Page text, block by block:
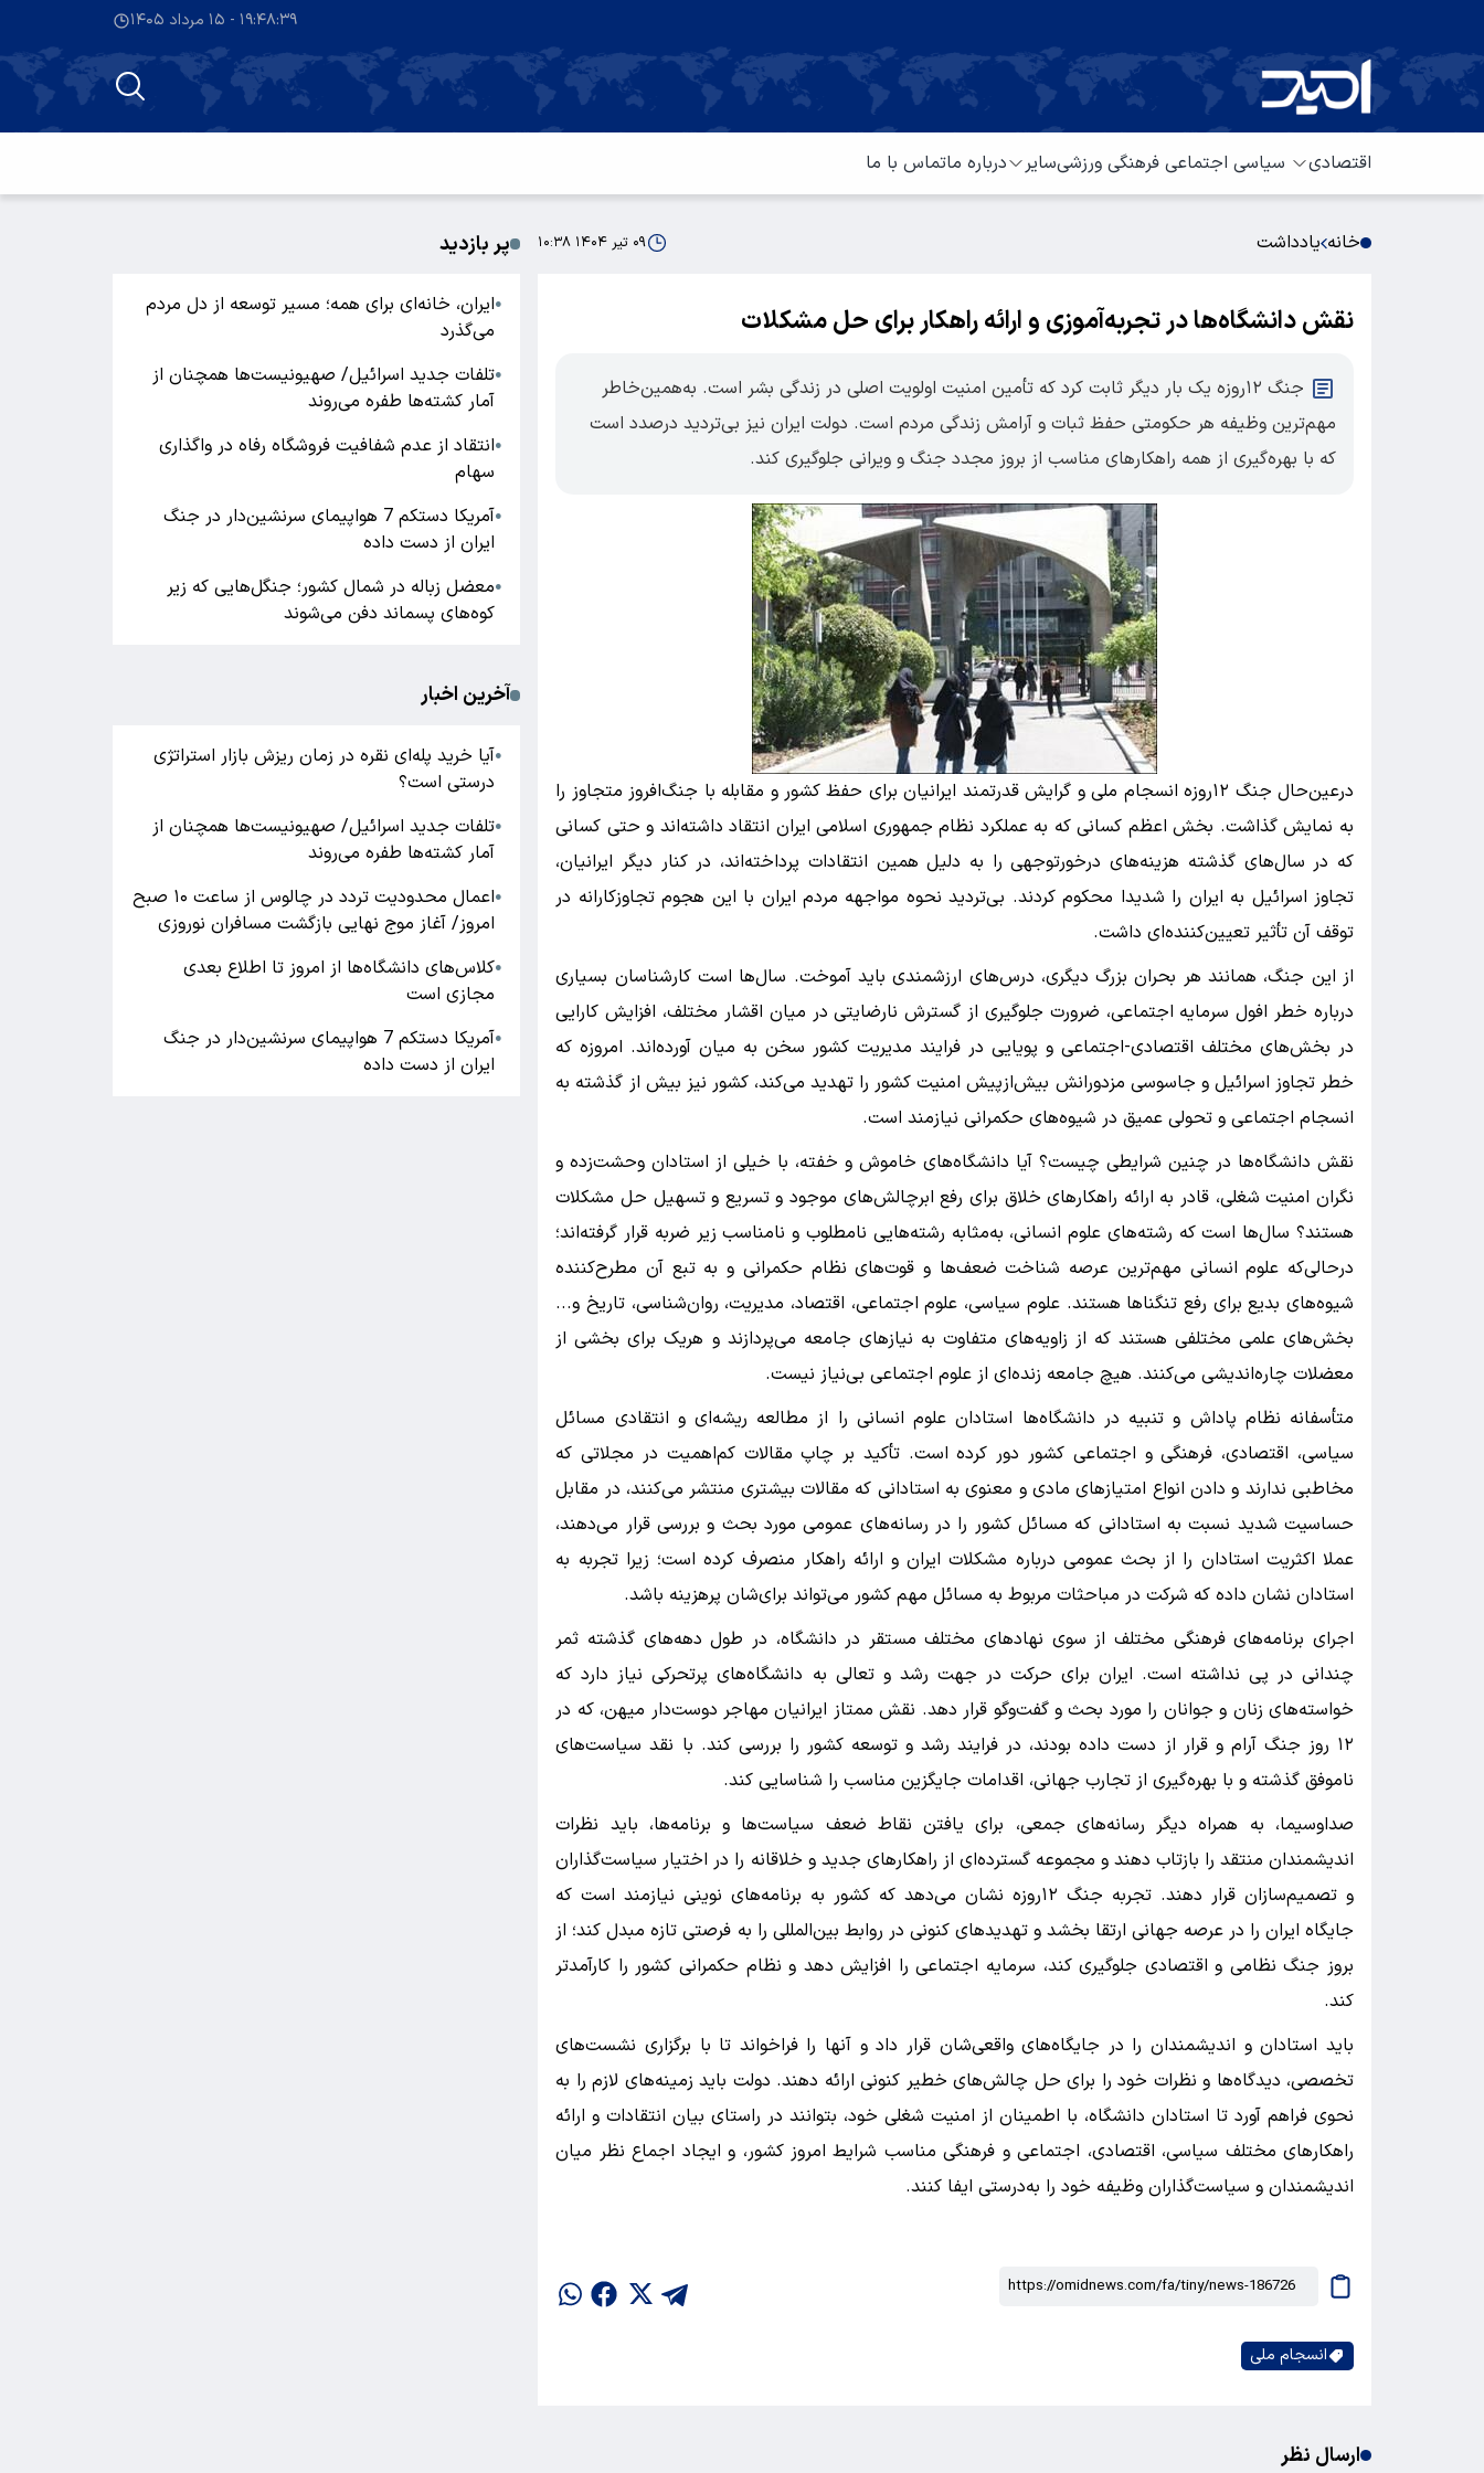
۱۹:۴۸:۳۹ - ۱۵ مرداد ۱۴۰۵
اقتصادی سیاسی اجتماعی فرهنگی ورزشیسایر درباره ماتماس با ما
خانه یادداشت ۰۹ تیر ۱۴۰۴ ۱۰:۳۸
نقش دانشگاه‌ها در تجربه‌آموزی و ارائه راهکار برای حل مشکلات
جنگ ۱۲‌روزه یک بار دیگر ثابت کرد که تأمین امنیت اولویت اصلی در زندگی بشر است. به‌همین‌خاطر
مهم‌ترین وظیفه هر حکومتی حفظ ثبات و آرامش زندگی مردم است. دولت ایران نیز بی‌تردید درصدد است
که با بهره‌گیری از همه راهکارهای مناسب از بروز مجدد جنگ و ویرانی جلوگیری کند.
درعین‌حال جنگ ۱۲روزه انسجام ملی و گرایش قدرتمند ایرانیان برای حفظ کشور و مقابله با جنگ‌افروز متجاوز را
به نمایش گذاشت. بخش اعظم کسانی که به عملکرد نظام جمهوری اسلامی ایران انتقاد داشته‌اند و حتی کسانی
که در سال‌های گذشته هزینه‌های درخورتوجهی را به دلیل همین انتقادات پرداخته‌اند، در کنار دیگر ایرانیان،
تجاوز اسرائیل به ایران را شدیدا محکوم کردند. بی‌تردید نحوه مواجهه مردم ایران با این هجوم تجاوزکارانه در
توقف آن تأثیر تعیین‌کننده‌ای داشت.
از این جنگ، همانند هر بحران بزرگ دیگری، درس‌های ارزشمندی باید آموخت. سال‌ها است کارشناسان بسیاری
درباره خطر افول سرمایه اجتماعی، ضرورت جلوگیری از گسترش نارضایتی در میان اقشار مختلف، افزایش کارایی
در بخش‌های مختلف اقتصادی-اجتماعی و پویایی در فرایند مدیریت کشور سخن به میان آورده‌اند. امروزه که
خطر تجاوز اسرائیل و جاسوسی مزدورانش بیش‌ازپیش امنیت کشور را تهدید می‌کند، کشور نیز بیش از گذشته به
انسجام اجتماعی و تحولی عمیق در شیوه‌های حکمرانی نیازمند است.
نقش دانشگاه‌ها در چنین شرایطی چیست؟ آیا دانشگاه‌های خاموش و خفته، با خیلی از استادان وحشت‌زده و
نگران امنیت شغلی، قادر به ارائه راهکارهای خلاق برای رفع ابرچالش‌های موجود و تسریع و تسهیل حل مشکلات
هستند؟ سال‌ها است که رشته‌های علوم انسانی، به‌مثابه رشته‌هایی نامطلوب و نامناسب زیر ضربه قرار گرفته‌اند؛
درحالی‌که علوم انسانی مهم‌ترین عرصه شناخت ضعف‌ها و قوت‌های نظام حکمرانی و به تبع آن مطرح‌کننده
شیوه‌های بدیع برای رفع تنگناها هستند. علوم سیاسی، علوم اجتماعی، اقتصاد، مدیریت، روان‌شناسی، تاریخ و...
بخش‌های علمی مختلفی هستند که از زاویه‌های متفاوت به نیازهای جامعه می‌پردازند و هریک برای بخشی از
معضلات چاره‌اندیشی می‌کنند. هیچ جامعه زنده‌ای از علوم اجتماعی بی‌نیاز نیست.
متأسفانه نظام پاداش و تنبیه در دانشگاه‌ها استادان علوم انسانی را از مطالعه ریشه‌ای و انتقادی مسائل
سیاسی، اقتصادی، فرهنگی و اجتماعی کشور دور کرده است. تأکید بر چاپ مقالات کم‌اهمیت در مجلاتی که
مخاطبی ندارند و دادن انواع امتیازهای مادی و معنوی به استادانی که مقالات بیشتری منتشر می‌کنند، در مقابل
حساسیت شدید نسبت به استادانی که مسائل کشور را در رسانه‌های عمومی مورد بحث و بررسی قرار می‌دهند،
عملا اکثریت استادان را از بحث عمومی درباره مشکلات ایران و ارائه راهکار منصرف کرده است؛ زیرا تجربه به
استادان نشان داده که شرکت در مباحثات مربوط به مسائل مهم کشور می‌تواند برای‌شان پرهزینه باشد.
اجرای برنامه‌های فرهنگی مختلف از سوی نهادهای مختلف مستقر در دانشگاه، در طول دهه‌های گذشته ثمر
چندانی در پی نداشته است. ایران برای حرکت در جهت رشد و تعالی به دانشگاه‌های پرتحرکی نیاز دارد که
خواسته‌های زنان و جوانان را مورد بحث و گفت‌وگو قرار دهد. نقش ممتاز ایرانیان مهاجر دوست‌دار میهن، که در
۱۲ روز جنگ آرام و قرار از دست داده بودند، در فرایند رشد و توسعه کشور را بررسی کند. با نقد سیاست‌های
ناموفق گذشته و با بهره‌گیری از تجارب جهانی، اقدامات جایگزین مناسب را شناسایی کند.
صداوسیما، به همراه دیگر رسانه‌های جمعی، برای یافتن نقاط ضعف سیاست‌ها و برنامه‌ها، باید نظرات
اندیشمندان منتقد را بازتاب دهند و مجموعه گسترده‌ای از راهکارهای جدید و خلاقانه را در اختیار سیاست‌گذاران
و تصمیم‌سازان قرار دهند. تجربه جنگ ۱۲‌روزه نشان می‌دهد که کشور به برنامه‌های نوینی نیازمند است که
جایگاه ایران را در عرصه جهانی ارتقا بخشد و تهدیدهای کنونی در روابط بین‌المللی را به فرصتی تازه مبدل کند؛ از
بروز جنگ نظامی و اقتصادی جلوگیری کند، سرمایه اجتماعی را افزایش دهد و نظام حکمرانی کشور را کارآمدتر
کند.
باید استادان و اندیشمندان را در جایگاه‌های واقعی‌شان قرار داد و آنها را فراخواند تا با برگزاری نشست‌های
تخصصی، دیدگاه‌ها و نظرات خود را برای حل چالش‌های خطیر کنونی ارائه دهند. دولت باید زمینه‌های لازم را به
نحوی فراهم آورد تا استادان دانشگاه، با اطمینان از امنیت شغلی خود، بتوانند در راستای بیان انتقادات و ارائه
راهکارهای مختلف سیاسی، اقتصادی، اجتماعی و فرهنگی مناسب شرایط امروز کشور، و ایجاد اجماع نظر میان
اندیشمندان و سیاست‌گذاران وظیفه خود را به‌درستی ایفا کنند.
انسجام ملی
ارسال نظر
پر بازدید
●ایران، خانه‌ای برای همه؛ مسیر توسعه از دل مردم
می‌گذرد
●تلفات جدید اسرائیل/ صهیونیست‌ها همچنان از
آمار کشته‌ها طفره می‌روند
●انتقاد از عدم شفافیت فروشگاه رفاه در واگذاری
سهام
●
آمریکا دستکم 7 هواپیمای سرنشین‌دار در جنگ
ایران از دست داده
●معضل زباله در شمال کشور؛ جنگل‌هایی که زیر
کوه‌های پسماند دفن می‌شوند
آخرین اخبار
●آیا خرید پله‌ای نقره در زمان ریزش بازار استراتژی
درستی است؟
●تلفات جدید اسرائیل/ صهیونیست‌ها همچنان از
آمار کشته‌ها طفره می‌روند
●
اعمال محدودیت تردد در چالوس از ساعت ۱۰ صبح
امروز/ آغاز موج نهایی بازگشت مسافران نوروزی
●کلاس‌های دانشگاه‌ها از امروز تا اطلاع بعدی
مجازی است
●
آمریکا دستکم 7 هواپیمای سرنشین‌دار در جنگ
ایران از دست داده